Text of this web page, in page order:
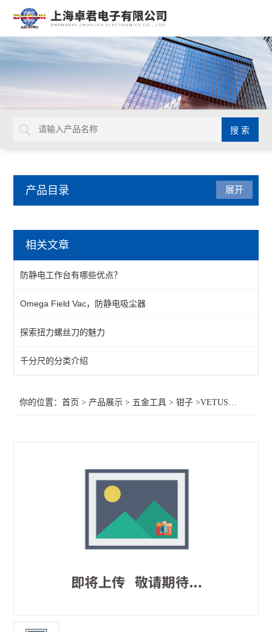
产品目录
镊子
钳子
扳手
KENTA（克恩达专区）
展开
相关文章
防静电工作台有哪些优点？
Omega Field Vac，防静电吸尘器
探索扭力螺丝刀的魅力
千分尺的分类介绍
你的位置：首页 > 产品展示 > 五金工具 >钳子 >VETUS镊子